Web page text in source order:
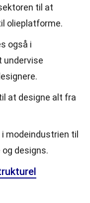
til at
olieplatforme.
også i
undervise
at designe alt fra
modeindustrien til
designs.